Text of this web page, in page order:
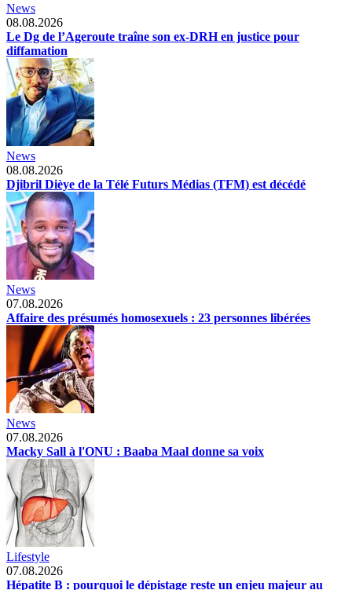
News
08.08.2026
Le Dg de l’Ageroute traîne son ex-DRH en justice pour
diffamation
News
08.08.2026
Djibril Dièye de la Télé Futurs Médias (TFM) est décédé
News
07.08.2026
Affaire des présumés homosexuels : 23 personnes libérées
News
07.08.2026
Macky Sall à l'ONU : Baaba Maal donne sa voix
Lifestyle
07.08.2026
Hépatite B : pourquoi le dépistage reste un enjeu majeur au